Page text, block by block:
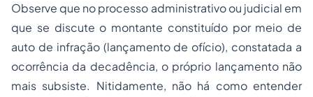
Observe que no processo administrativo ou judicial em
que se discute o montante constituído por meio de
auto de infração (lançamento de ofício), constatada a
ocorrência da decadência, o próprio lançamento não
mais subsiste. Nitidamente, não há como entender